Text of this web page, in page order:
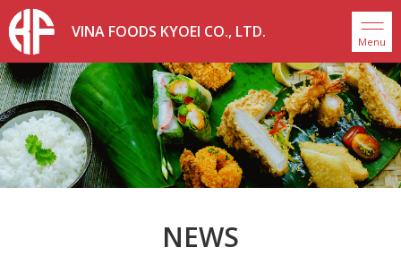
VINA FOODS KYOEI CO., LTD. Menu
NEWS